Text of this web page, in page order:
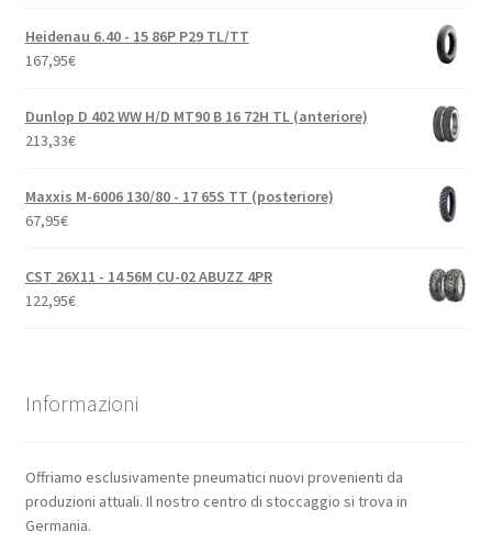
Heidenau 6.40 - 15 86P P29 TL/TT
167,95€
Dunlop D 402 WW H/D MT90 B 16 72H TL (anteriore)
213,33€
Maxxis M-6006 130/80 - 17 65S TT (posteriore)
67,95€
CST 26X11 - 14 56M CU-02 ABUZZ 4PR
122,95€
Informazioni
Offriamo esclusivamente pneumatici nuovi provenienti da
produzioni attuali. Il nostro centro di stoccaggio si trova in
Germania.